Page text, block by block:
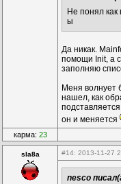
Не понял
ы
Да никак.
помощи Init, а
заполняю
Меня волнует
нашел, как
он и меняется
карма: 23
sla8a #14: 2013-11-27
nesco